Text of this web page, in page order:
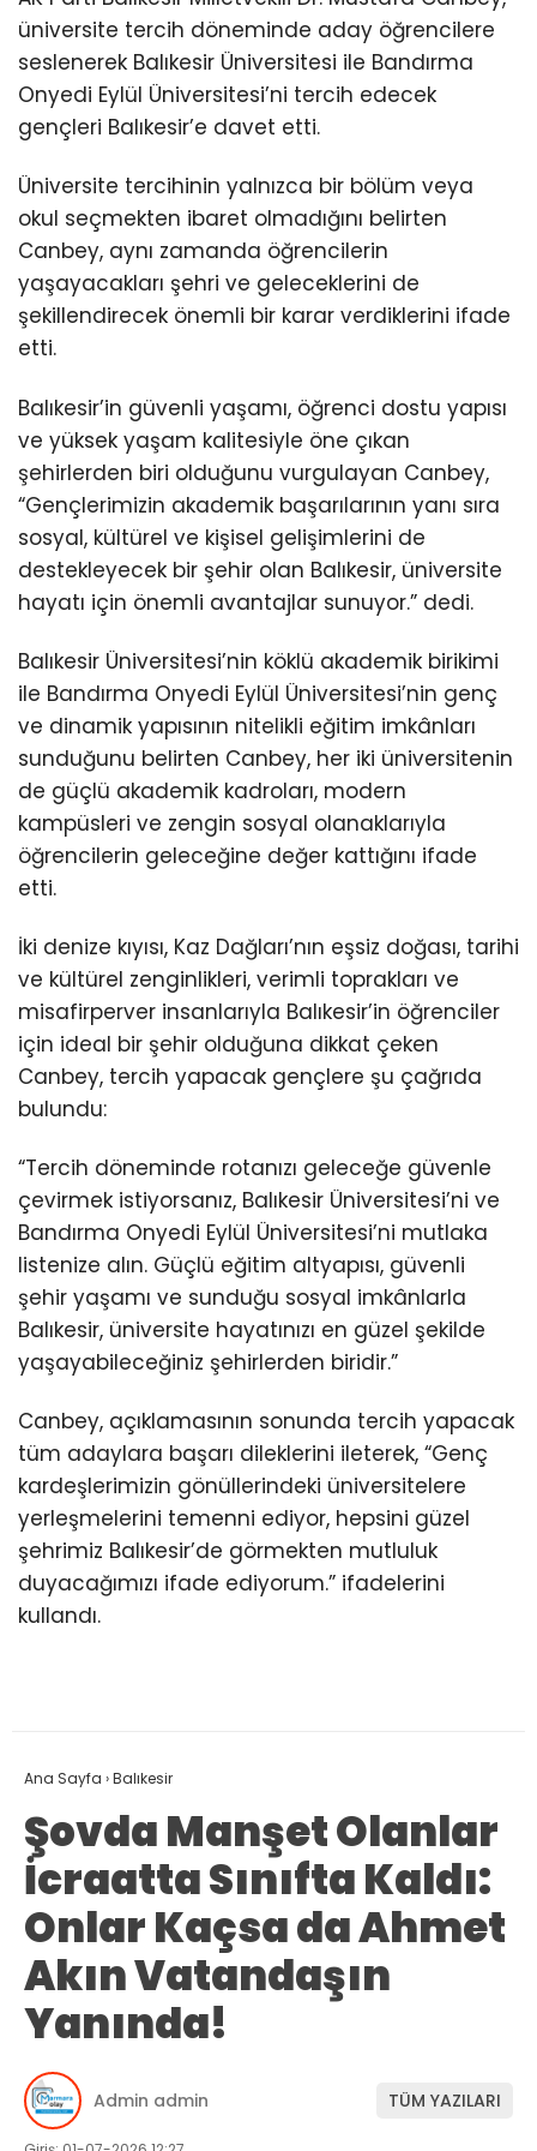
üniversite tercih döneminde aday öğrencilere
seslenerek Balıkesir Üniversitesi ile Bandırma
Onyedi Eylül Üniversitesi’ni tercih edecek
gençleri Balıkesir’e davet etti.
Üniversite tercihinin yalnızca bir bölüm veya
okul seçmekten ibaret olmadığını belirten
Canbey, aynı zamanda öğrencilerin
yaşayacakları şehri ve geleceklerini de
şekillendirecek önemli bir karar verdiklerini ifade
etti.
Balıkesir’in güvenli yaşamı, öğrenci dostu yapısı
ve yüksek yaşam kalitesiyle öne çıkan
şehirlerden biri olduğunu vurgulayan Canbey,
“Gençlerimizin akademik başarılarının yanı sıra
sosyal, kültürel ve kişisel gelişimlerini de
destekleyecek bir şehir olan Balıkesir, üniversite
hayatı için önemli avantajlar sunuyor.” dedi.
Balıkesir Üniversitesi’nin köklü akademik birikimi
ile Bandırma Onyedi Eylül Üniversitesi’nin genç
ve dinamik yapısının nitelikli eğitim imkânları
sunduğunu belirten Canbey, her iki üniversitenin
de güçlü akademik kadroları, modern
kampüsleri ve zengin sosyal olanaklarıyla
öğrencilerin geleceğine değer kattığını ifade
etti.
İki denize kıyısı, Kaz Dağları’nın eşsiz doğası, tarihi
ve kültürel zenginlikleri, verimli toprakları ve
misafirperver insanlarıyla Balıkesir’in öğrenciler
için ideal bir şehir olduğuna dikkat çeken
Canbey, tercih yapacak gençlere şu çağrıda
bulundu:
“Tercih döneminde rotanızı geleceğe güvenle
çevirmek istiyorsanız, Balıkesir Üniversitesi’ni ve
Bandırma Onyedi Eylül Üniversitesi’ni mutlaka
listenize alın. Güçlü eğitim altyapısı, güvenli
şehir yaşamı ve sunduğu sosyal imkânlarla
Balıkesir, üniversite hayatınızı en güzel şekilde
yaşayabileceğiniz şehirlerden biridir.”
Canbey, açıklamasının sonunda tercih yapacak
tüm adaylara başarı dileklerini ileterek, “Genç
kardeşlerimizin gönüllerindeki üniversitelere
yerleşmelerini temenni ediyor, hepsini güzel
şehrimiz Balıkesir’de görmekten mutluluk
duyacağımızı ifade ediyorum.” ifadelerini
kullandı.
Ana Sayfa ›Balıkesir
Şovda Manşet Olanlar
İcraatta Sınıfta Kaldı:
Onlar Kaçsa da Ahmet
Akın Vatandaşın
Yanında!
Admin admin TÜM YAZILARI